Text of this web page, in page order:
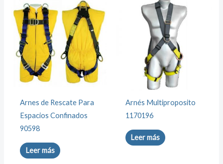
Arnes de Rescate Para
Espacios Confinados
90598
Leer más
Arnés Multiproposito
1170196
Leer más